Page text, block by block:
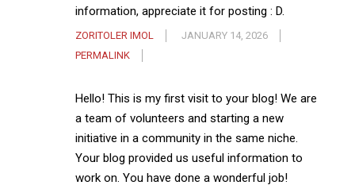
information, appreciate it for posting : D.
ZORITOLER IMOL
JANUARY 14, 2026
PERMALINK
Hello! This is my first visit to your blog! We are
a team of volunteers and starting a new
initiative in a community in the same niche.
Your blog provided us useful information to
work on. You have done a wonderful job!